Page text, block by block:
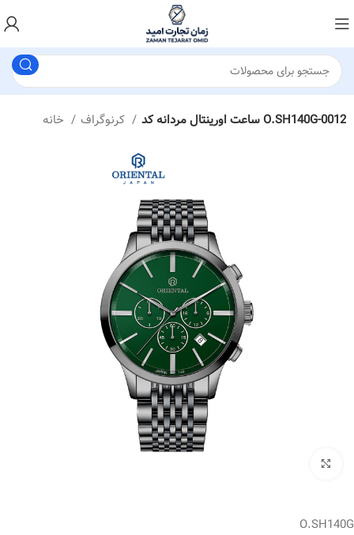
کرنوگراف ساعت اورینتال مردانه کد O.SH140G-0012
O.SH140G